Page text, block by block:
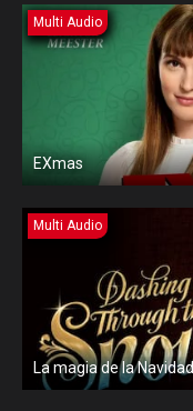
Multi Audio
EXmas
Multi Audio
La magia de la Navidad